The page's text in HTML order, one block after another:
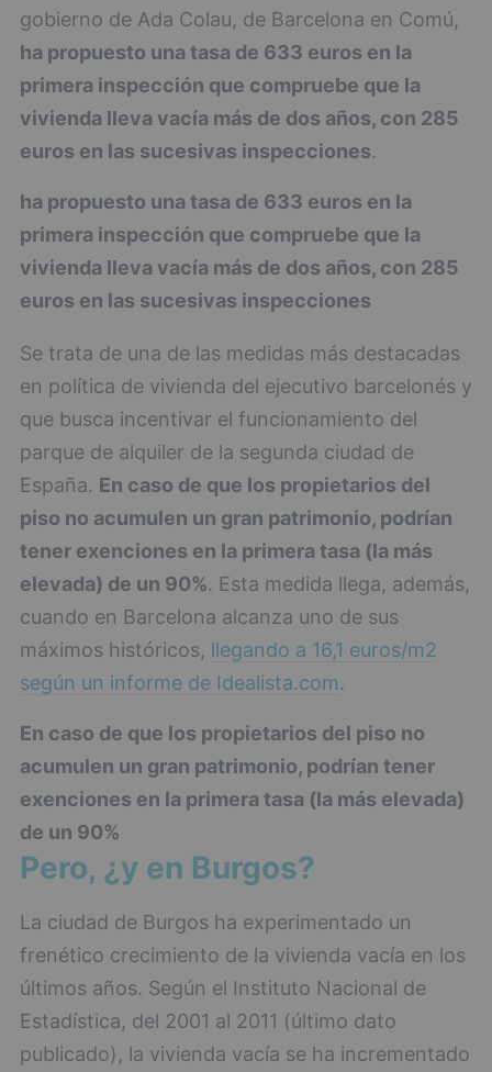
gobierno de Ada Colau, de Barcelona en Comú,
ha propuesto una tasa de 633 euros en la
primera inspección que compruebe que la
vivienda lleva vacía más de dos años, con 285
euros en las sucesivas inspecciones.
ha propuesto una tasa de 633 euros en la
primera inspección que compruebe que la
vivienda lleva vacía más de dos años, con 285
euros en las sucesivas inspecciones
Se trata de una de las medidas más destacadas
en política de vivienda del ejecutivo barcelonés y
que busca incentivar el funcionamiento del
parque de alquiler de la segunda ciudad de
España. En caso de que los propietarios del
piso no acumulen un gran patrimonio, podrían
tener exenciones en la primera tasa (la más
elevada) de un 90%. Esta medida llega, además,
cuando en Barcelona alcanza uno de sus
máximos históricos, llegando a 16,1 euros/m2
según un informe de Idealista.com.
En caso de que los propietarios del piso no
acumulen un gran patrimonio, podrían tener
exenciones en la primera tasa (la más elevada)
de un 90%
Pero, ¿y en Burgos?
La ciudad de Burgos ha experimentado un
frenético crecimiento de la vivienda vacía en los
últimos años. Según el Instituto Nacional de
Estadística, del 2001 al 2011 (último dato
publicado), la vivienda vacía se ha incrementado